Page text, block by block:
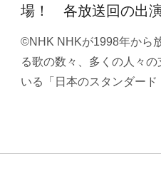
場！ 各放送回の出
©NHK NHKが1998年から
る歌の数々、多くの人々
いる「日本のスタンダー